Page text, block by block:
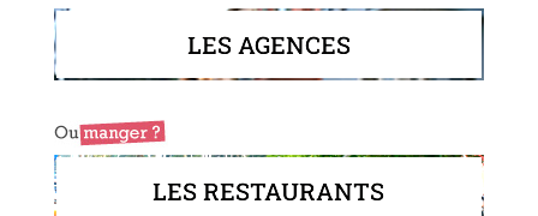
LES AGENCES
LES RESTAURANTS